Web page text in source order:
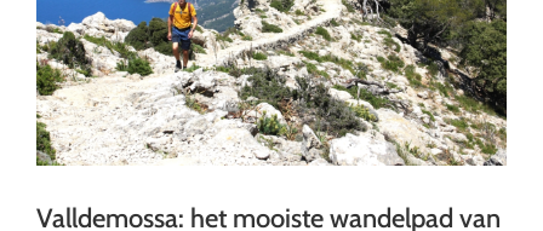
Valldemossa: het mooiste wandelpad van